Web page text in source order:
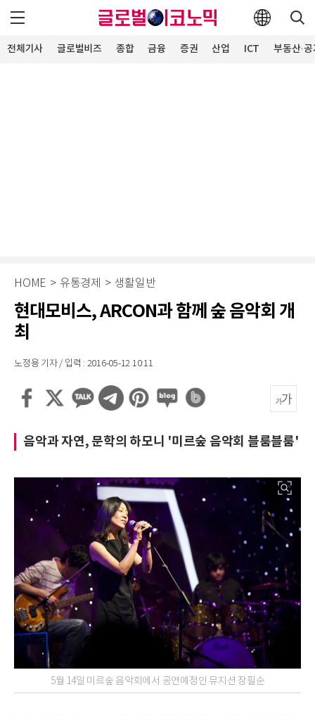
전체기사 글로벌비즈 종합 금융 증권 산업 ICT 부동산·
HOME > 유통경제 > 생활일반
현대모비스, ARCON과 함께 숲 음악회 개
최
노정용 기자 / 입력 : 2016-05-12 10:11
음악과 자연, 문학의 하모니 '미르숲 음악회 블룸블룸'
5월 14일 미르숲 음악회에서 공연예정인 뮤지션 장필순